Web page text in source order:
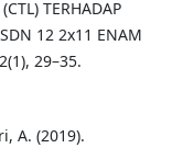
TERHADAP
12 2x11 ENAM
29–35.
A. (2019).